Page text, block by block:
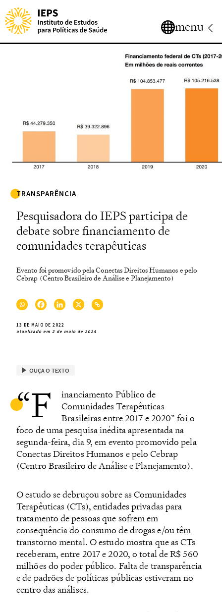
menu
TRANSPARÊNCIA
Pesquisadora do IEPS participa de
debate sobre financiamento de
comunidades terapêuticas
Evento foi promovido pela Conectas Direitos Humanos e pelo
Cebrap (Centro Brasileiro de Análise e Planejamento)
13 DE MAIO DE 2022
atualizado em 2 de maio de 2024
OUÇA O TEXTO
“F
inanciamento Público de
Comunidades Terapêuticas
Brasileiras entre 2017 e 2020” foi o
foco de uma pesquisa inédita apresentada na
segunda-feira, dia 9, em evento promovido pela
Conectas Direitos Humanos e pelo Cebrap
(Centro Brasileiro de Análise e Planejamento).
O estudo se debruçou sobre as Comunidades
Terapêuticas (CTs), entidades privadas para
tratamento de pessoas que sofrem em
consequência do consumo de drogas e/ou têm
transtorno mental. O estudo mostra que as CTs
receberam, entre 2017 e 2020, o total de R$ 560
milhões do poder público. Falta de transparência
e de padrões de políticas públicas estiveram no
centro das análises.